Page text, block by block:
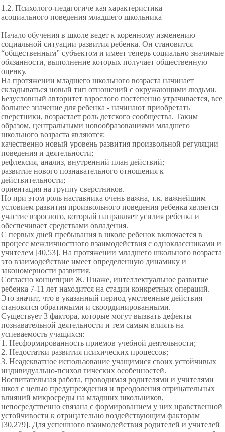
1.2. Психолого-педагогиче кая характеристика
асоциального поведения младшего школьника
Начало обучения в школе ведет к коренному изменению
социальной ситуации развития ребенка. Он становится
“общественным” субъектом и имеет теперь социально значимые
обязанности, выполнение которых получает общественную
оценку.
На протяжении младшего школьного возраста начинает
складываться новый тип отношений с окружающими людьми.
Безусловный авторитет взрослого постепенно утрачивается, все
большее значение для ребенка - начинают приобретать
сверстники, возрастает роль детского сообщества. Таким
образом, центральными новообразованиями младшего
школьного возраста являются:
качественно новый уровень развития произвольной регуляции
поведения и деятельности;
рефлексия, анализ, внутренний план действий;
развитие нового познавательного отношения к
действительности;
ориентация на группу сверстников.
Но при этом роль наставника очень важна, т.к. важнейшим
условием развития произвольного поведения ребенка является
участие взрослого, который направляет усилия ребенка и
обеспечивает средствами овладения.
С первых дней пребывания в школе ребенок включается в
процесс межличностного взаимодействия с одноклассниками и
учителем [40,53]. На протяжении младшего школьного возраста
это взаимодействие имеет определенную динамику и
закономерности развития.
Согласно концепции Ж. Пиаже, интеллектуальное развитие
ребенка 7-11 лет находится на стадии конкретных операций.
Это значит, что в указанный период умственные действия
становятся обратимыми и скоординированными.
Существует 3 фактора, которые могут вызвать дефекты
познавательной деятельности и тем самым влиять на
успеваемость учащихся:
1. Несформированность приемов учебной деятельности;
2. Недостатки развития психических процессов;
3. Неадекватное использование учащимися своих устойчивых
индивидуально-психол гических особенностей.
Воспитательная работа, проводимая родителями и учителями
школ с целью предупреждения и преодоления отрицательных
влияний микросреды на младших школьников,
непосредственно связана с формированием у них нравственной
устойчивости к отрицательно воздействующим факторам
[30,279]. Для успешного взаимодействия родителей и учителей